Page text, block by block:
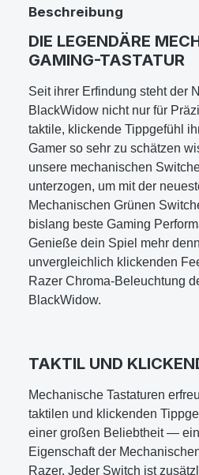
Beschreibung
DIE LEGENDÄRE
GAMING-TASTATUR
Seit ihrer Erfindung steht der
BlackWidow nicht nur für
taktile, klickende Tippgefühl
Gamer so sehr zu schätzen
unsere mechanischen
unterzogen, um mit der
Mechanischen Grünen
bislang beste Gaming
Genieße dein Spiel mehr
unvergleichlich klickenden
Razer Chroma-Beleuchtung
BlackWidow.
TAKTIL UND
Mechanische Tastaturen
taktilen und klickenden
einer großen Beliebtheit —
Eigenschaft der
Razer. Jeder Switch ist